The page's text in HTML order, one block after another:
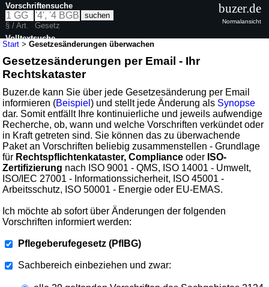
Start >Gesetzesänderungen überwachen
Gesetzesänderungen per Email - Ihr
Rechtskataster
Buzer.de kann Sie über jede Gesetzesänderung per Email
informieren (Beispiel) und stellt jede Änderung als Synopse
dar. Somit entfällt Ihre kontinuierliche und jeweils aufwendige
Recherche, ob, wann und welche Vorschriften verkündet oder
in Kraft getreten sind. Sie können das zu überwachende
Paket an Vorschriften beliebig zusammenstellen - Grundlage
für Rechtspflichtenkataster, Compliance oder ISO-
Zertifizierung nach ISO 9001 - QMS, ISO 14001 - Umwelt,
ISO/IEC 27001 - Informationssicherheit, ISO 45001 -
Arbeitsschutz, ISO 50001 - Energie oder EU-EMAS.
Ich möchte ab sofort über Änderungen der folgenden
Vorschriften informiert werden:
Pflegeberufegesetz (PflBG)
Sachbereich einbeziehen und zwar:
Vorschriftensuche
§ / Art.
Gesetz
Volltextsuche
buzer.de
Normalansicht